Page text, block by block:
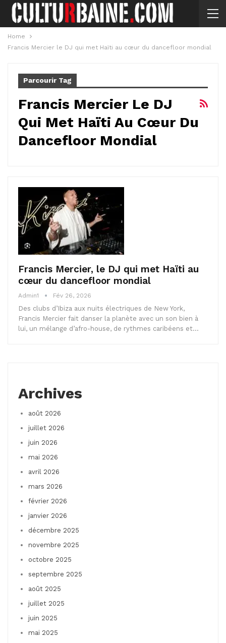
Home
Francis Mercier le DJ qui met Haïti au cœur du dancefloor mondial
Parcourir Tag
Francis Mercier Le DJ
Qui Met Haïti Au Cœur Du
Dancefloor Mondial
Francis Mercier, le DJ qui met Haïti au
cœur du dancefloor mondial
Admin1 Fév 26, 2026
Des clubs d’Ibiza aux nuits électriques de New York,
Francis Mercier fait danser la planète avec un son bien à
lui, un mélange d’afro-house, de rythmes caribéens et…
Archives
août 2026
juillet 2026
juin 2026
mai 2026
avril 2026
mars 2026
février 2026
janvier 2026
décembre 2025
novembre 2025
octobre 2025
septembre 2025
août 2025
juillet 2025
juin 2025
mai 2025